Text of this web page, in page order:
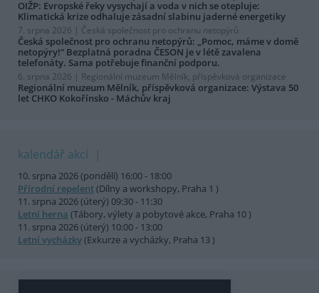
OIŽP: Evropské řeky vysychají a voda v nich se otepluje:
Klimatická krize odhaluje zásadní slabinu jaderné energetiky
7. srpna 2026 | Česká společnost pro ochranu netopýrů
Česká společnost pro ochranu netopýrů: „Pomoc, máme v domě
netopýry!“ Bezplatná poradna ČESON je v létě zavalena
telefonáty. Sama potřebuje finanční podporu.
6. srpna 2026 | Regionální muzeum Mělník, příspěvková organizace
Regionální muzeum Mělník, příspěvková organizace: Výstava 50
let CHKO Kokořínsko - Máchův kraj
kalendář akcí
10. srpna 2026 (pondělí) 16:00 - 18:00
Přírodní repelent(Dílny a workshopy, Praha 1 )
11. srpna 2026 (úterý) 09:30 - 11:30
Letní herna (Tábory, výlety a pobytové akce, Praha 10 )
11. srpna 2026 (úterý) 10:00 - 13:00
Letní vycházky(Exkurze a vycházky, Praha 13 )